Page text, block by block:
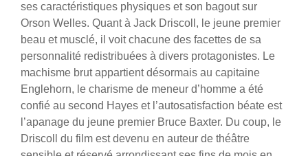
ses caractéristiques physiques et son bagout sur
Orson Welles. Quant à Jack Driscoll, le jeune premier
beau et musclé, il voit chacune des facettes de sa
personnalité redistribuées à divers protagonistes. Le
machisme brut appartient désormais au capitaine
Englehorn, le charisme de meneur d’homme a été
confié au second Hayes et l’autosatisfaction béate est
l’apanage du jeune premier Bruce Baxter. Du coup, le
Driscoll du film est devenu en auteur de théâtre